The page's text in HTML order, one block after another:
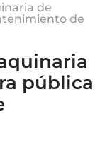
de
de
pública